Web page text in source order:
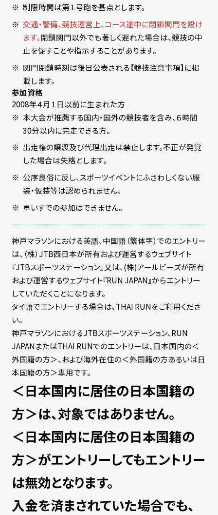
制限時間は第１号砲を基点とします。
交通・警備、競技運営上、コース途中に閉鎖関門を設け
ます。閉鎖関門以外でも著しく遅れた場合は、競技の中
止を促すことや指示することがあります。
関門閉鎖時刻は後日公表される【競技注意事項】に掲
載します。
参加資格
2008年４月１日以前に生まれた方
本大会が推薦する国内・国外の競技者を含み、６時間
30分以内に完走できる方。
出走権の譲渡及び代理出走は禁止します。不正が発覚
した場合は失格とします。
公序良俗に反し、スポーツイベントにふさわしくない服
装・仮装等は認められません。
車いすでの参加はできません。
神戸マラソンにおける英語、中国語（繁体字）でのエントリー
は、（株）JTB西日本が所有および運営するウェブサイト
『JTBスポーツステーション』又は、(株)アールビーズが所有
および運営するウェブサイト『RUN JAPAN』からエントリー
していただくことになります。
タイ語でエントリーする場合は、THAI RUNをご利用くださ
い。
神戸マラソンにおけるJTBスポーツステーション、RUN
JAPANまたはTHAI RUNでのエントリーは、日本国内の＜
外国籍の方＞、および海外在住の＜外国籍の方あるいは日
本国籍の方＞専用です。
＜日本国内に居住の日本国籍の
方＞は、対象ではありません。
＜日本国内に居住の日本国籍の
方＞がエントリーしてもエントリー
は無効となります。
入金を済まされていた場合でも、